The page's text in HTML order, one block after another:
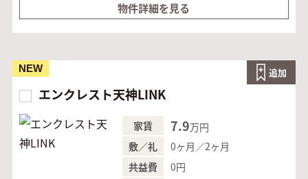
物件詳細を見る
エンクレスト天神LINK
NEW 追加
家賃 7.9万円
敷／礼
0ヶ月／2ヶ月
共益費
0円